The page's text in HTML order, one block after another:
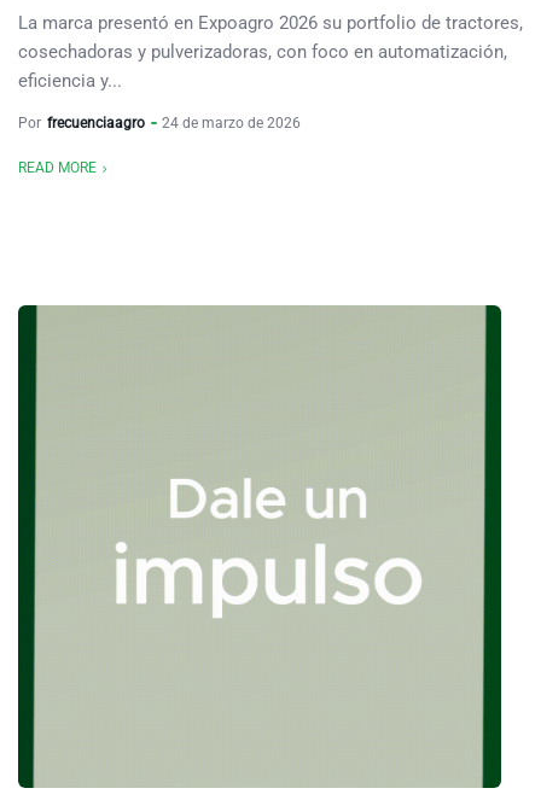
La marca presentó en Expoagro 2026 su portfolio de tractores,
cosechadoras y pulverizadoras, con foco en automatización,
eficiencia y...
Por frecuenciaagro 24 de marzo de 2026
READ MORE